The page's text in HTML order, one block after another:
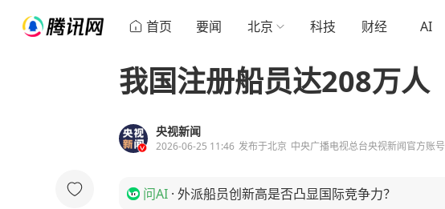
首页 要闻 北京 科技 财经 AI
我国注册船员达208万人
央视新闻
2026-06-25 11:46 发布于北京 中央广播电视总台央视新闻官方账号
问AI · 外派船员创新高是否凸显国际竞争力？